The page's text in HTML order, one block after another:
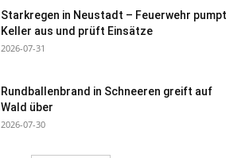
Starkregen in Neustadt – Feuerwehr pumpt
Keller aus und prüft Einsätze
2026-07-31
Rundballenbrand in Schneeren greift auf
Wald über
2026-07-30